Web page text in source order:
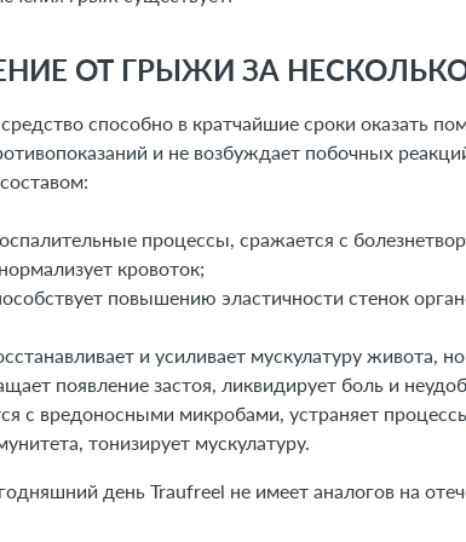
ОТ ГРЫЖИ ЗА
способно в кратчайшие сроки оказать
и не возбуждает побочных
процессы, сражается с
кровоток;
повышению эластичности стенок
и усиливает мускулатуру живота,
появление застоя, ликвидирует боль и
с вредоносными микробами, устраняет
тонизирует мускулатуру.
день Traufreel не имеет аналогов на